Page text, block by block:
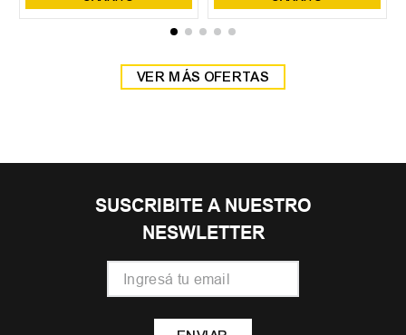
VER MÁS OFERTAS
SUSCRIBITE A NUESTRO
NESWLETTER